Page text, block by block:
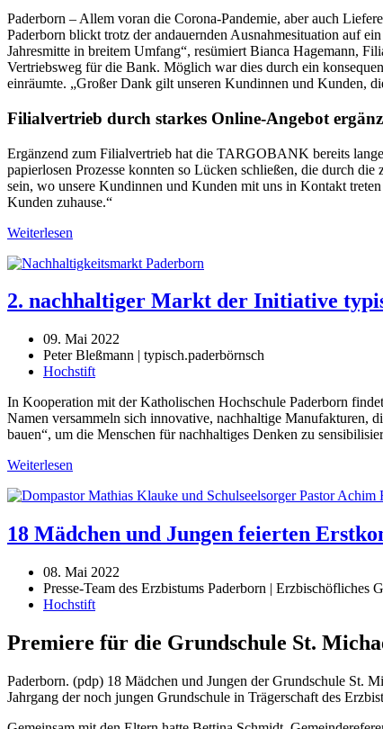
Paderborn – Allem voran die Corona-Pandemie, aber auch
Paderborn blickt trotz der andauernden Ausnahmesituation auf
Jahresmitte in breitem Umfang“, resümiert Bianca Hagemann,
Vertriebsweg für die Bank. Möglich war dies durch ein
einräumte. „Großer Dank gilt unseren Kundinnen und Kunden,
Filialvertrieb durch starkes Online-Angebot
Ergänzend zum Filialvertrieb hat die TARGOBANK bereits
papierlosen Prozesse konnten so Lücken schließen, die durch
sein, wo unsere Kundinnen und Kunden mit uns in Kontakt
Kunden zuhause.“
Weiterlesen
2. nachhaltiger Markt der Initiative
09. Mai 2022
Peter Bleßmann | typisch.paderbörnsch
Hochstift
In Kooperation mit der Katholischen Hochschule Paderborn
Namen versammeln sich innovative, nachhaltige Manufakturen,
bauen“, um die Menschen für nachhaltiges Denken zu
Weiterlesen
18 Mädchen und Jungen feierten
08. Mai 2022
Presse-Team des Erzbistums Paderborn | Erzbischöfliches
Hochstift
Premiere für die Grundschule St.
Paderborn. (pdp) 18 Mädchen und Jungen der Grundschule St.
Jahrgang der noch jungen Grundschule in Trägerschaft des